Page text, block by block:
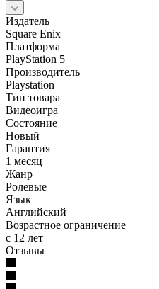
Издатель
Square Enix
Платформа
PlayStation 5
Производитель
Playstation
Тип товара
Видеоигра
Состояние
Новый
Гарантия
1 месяц
Жанр
Ролевые
Язык
Английский
Возрастное ограничение
с 12 лет
Отзывы